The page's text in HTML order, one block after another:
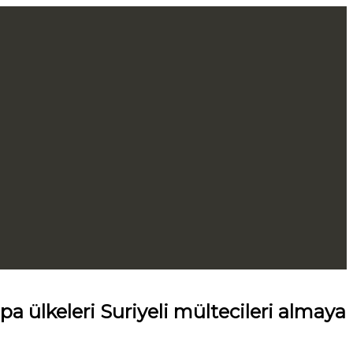
ülkeleri Suriyeli mültecileri almaya